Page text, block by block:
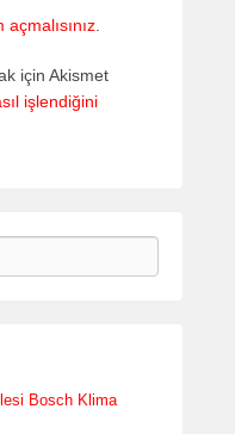
için Akismet
işlendiğini
Bosch Klima